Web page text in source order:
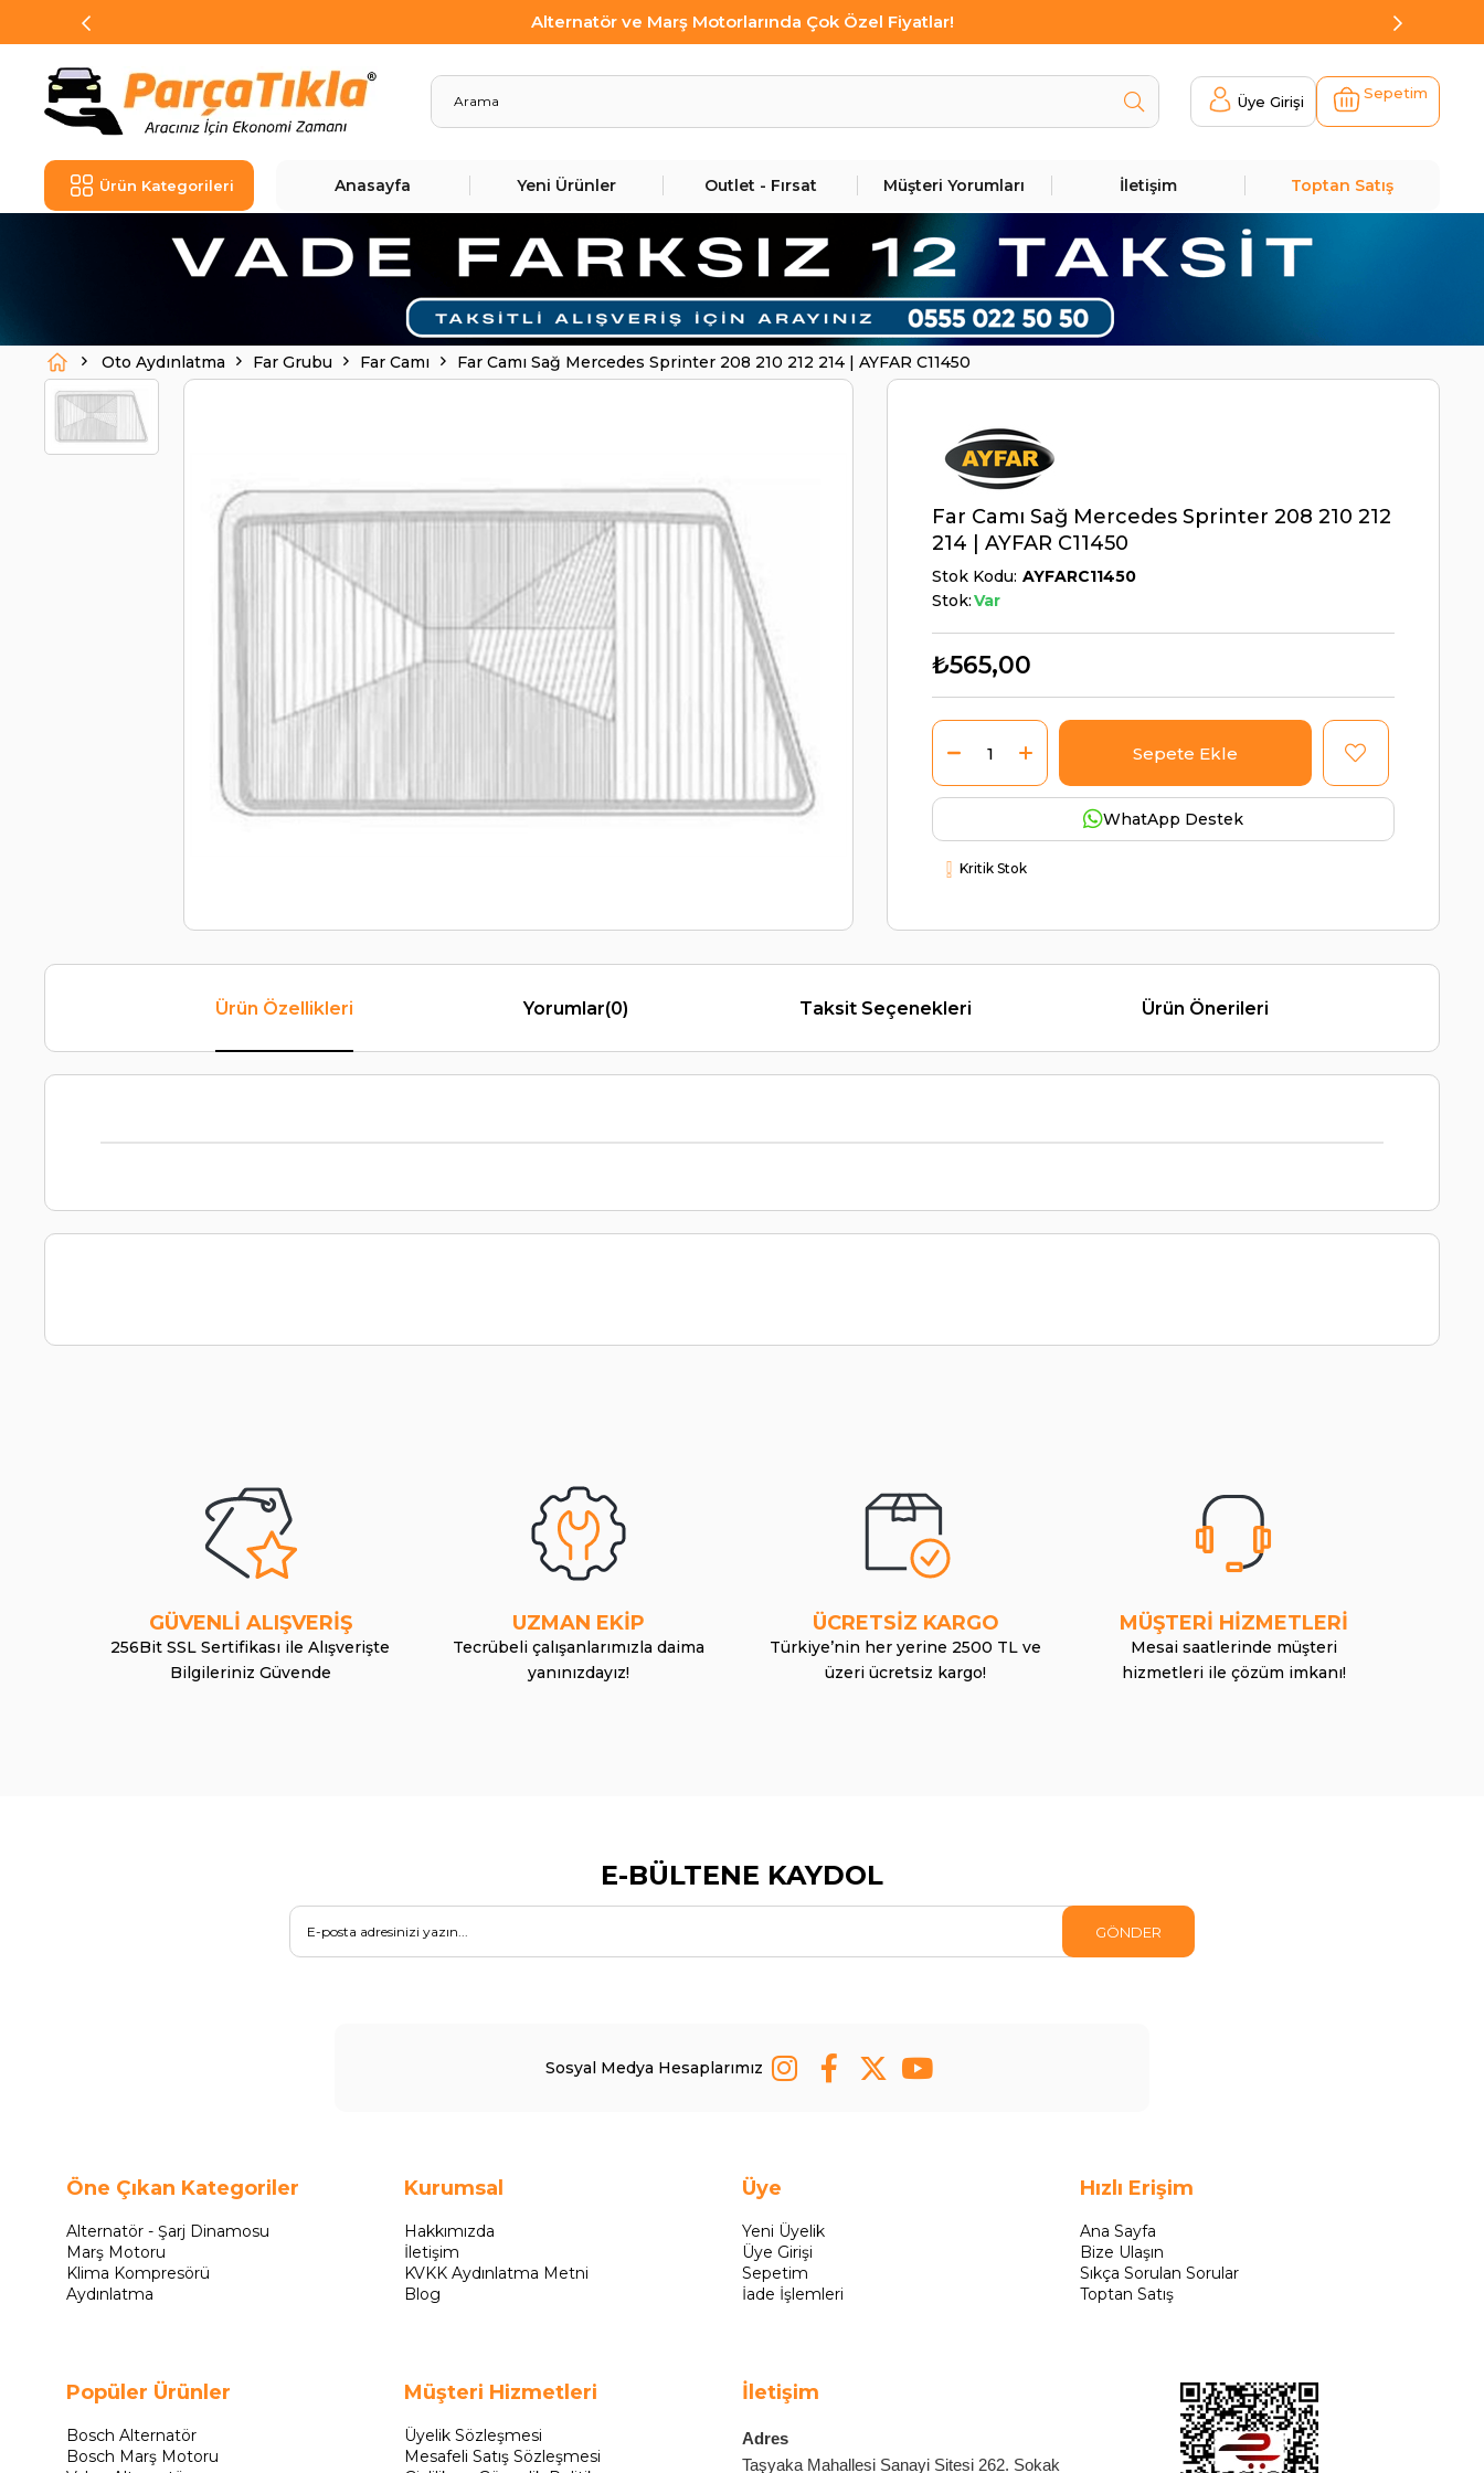
Alternatör ve Marş Motorlarında Çok Özel Fiyatlar!
Üye Girişi Sepetim
Ürün Kategorileri Anasayfa Yeni Ürünler Outlet - Fırsat Müşteri Yorumları İletişim Toptan Satış
Oto Aydınlatma Far Grubu Far Camı Far Camı Sağ Mercedes Sprinter 208 210 212 214 | AYFAR C11450
Far Camı Sağ Mercedes Sprinter 208 210 212
214 | AYFAR C11450
Stok Kodu AYFARC11450
Stok:Var
₺565,00
WhatApp Destek
Kritik Stok
Ürün Özellikleri Yorumlar(0) Taksit Seçenekleri Ürün Önerileri
GÜVENLİ ALIŞVERİŞ
256Bit SSL Sertifikası ile Alışverişte
Bilgileriniz Güvende
UZMAN EKİP
Tecrübeli çalışanlarımızla daima
yanınızdayız!
ÜCRETSİZ KARGO
Türkiye’nin her yerine 2500 TL ve
üzeri ücretsiz kargo!
MÜŞTERİ HİZMETLERİ
Mesai saatlerinde müşteri
hizmetleri ile çözüm imkanı!
E-BÜLTENE KAYDOL
GÖNDER
Sosyal Medya Hesaplarımız
Öne Çıkan Kategoriler
Alternatör - Şarj Dinamosu
Marş Motoru
Klima Kompresörü
Aydınlatma
Popüler Ürünler
Bosch Alternatör
Bosch Marş Motoru
Kurumsal
Hakkımızda
İletişim
KVKK Aydınlatma Metni
Blog
Müşteri Hizmetleri
Üyelik Sözleşmesi
Mesafeli Satış Sözleşmesi
Üye
Yeni Üyelik
Üye Girişi
Sepetim
İade İşlemleri
İletişim
Adres
Taşyaka Mahallesi Sanayi Sitesi 262. Sokak
Hızlı Erişim
Ana Sayfa
Bize Ulaşın
Sıkça Sorulan Sorular
Toptan Satış